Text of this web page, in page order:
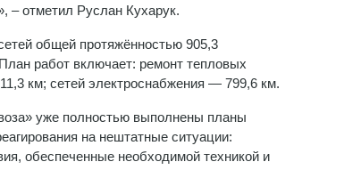
– отметил Руслан Кухарук.
общей протяжённостью 905,3
работ включает: ремонт тепловых
км; сетей электроснабжения — 799,6 км.
уже полностью выполнены планы
на нештатные ситуации:
обеспеченные необходимой техникой и